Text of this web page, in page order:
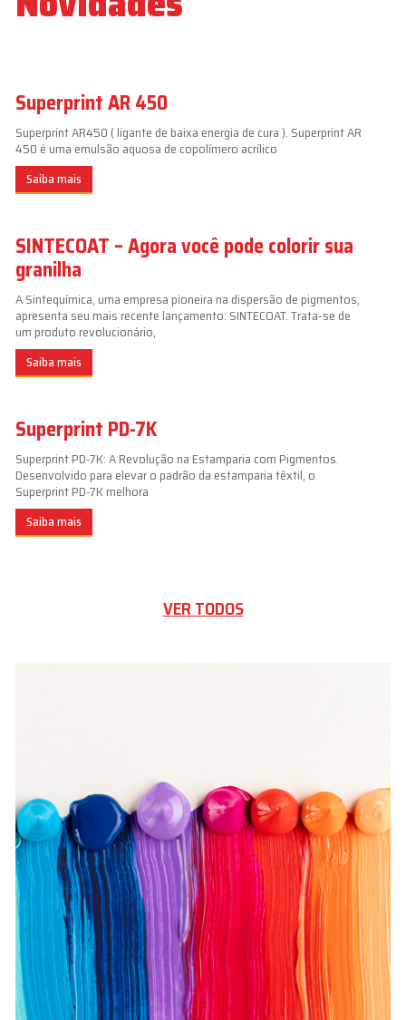
Superprint AR 450
Superprint AR450 ( ligante de baixa energia de cura ). Superprint AR
450 é uma emulsão aquosa de copolímero acrílico
Saiba mais
SINTECOAT – Agora você pode colorir sua
granilha
A Sintequímica, uma empresa pioneira na dispersão de pigmentos,
apresenta seu mais recente lançamento: SINTECOAT. Trata-se de
um produto revolucionário,
Saiba mais
Superprint PD-7K
Superprint PD-7K: A Revolução na Estamparia com Pigmentos.
Desenvolvido para elevar o padrão da estamparia têxtil, o
Superprint PD-7K melhora
Saiba mais
VER TODOS